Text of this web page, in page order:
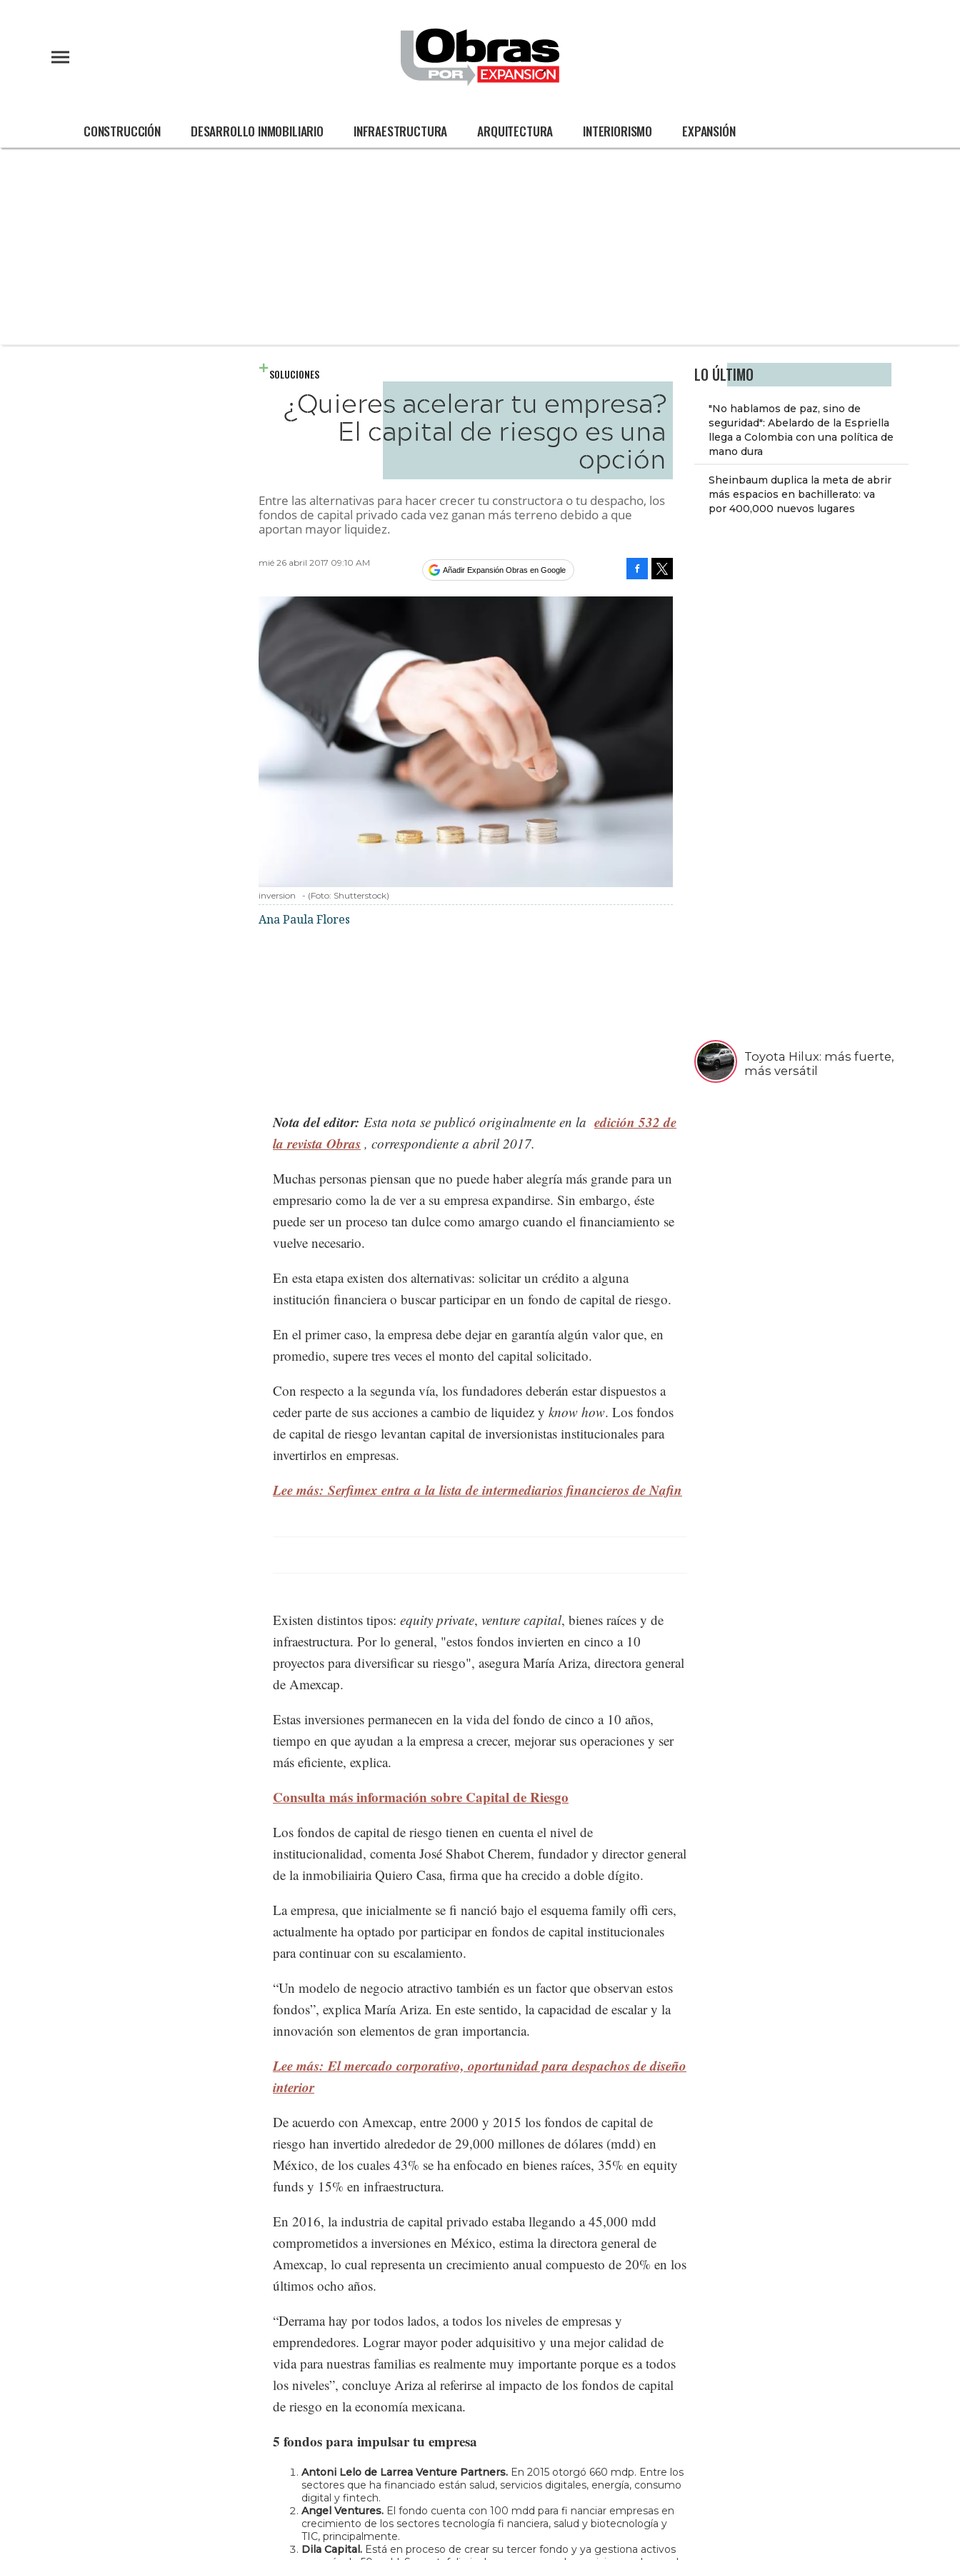
CONSTRUCCIÓN DESARROLLO INMOBILIARIO INFRAESTRUCTURA ARQUITECTURA INTERIORISMO EXPANSIÓN
LO ÚLTIMO
"No hablamos de paz, sino de
seguridad": Abelardo de la Espriella
llega a Colombia con una política de
mano dura
Sheinbaum duplica la meta de abrir
más espacios en bachillerato: va
por 400,000 nuevos lugares
Toyota Hilux: más fuerte,
más versátil
SOLUCIONES
¿Quieres acelerar tu empresa?
El capital de riesgo es una
opción
Entre las alternativas para hacer crecer tu constructora o tu despacho, los
fondos de capital privado cada vez ganan más terreno debido a que
aportan mayor liquidez.
mié 26 abril 2017 09:10 AM
Añadir Expansión Obras en Google
inversion - (Foto: Shutterstock)
Ana Paula Flores
Nota del editor: Esta nota se publicó originalmente en la edición 532 de
la revista Obras , correspondiente a abril 2017.
Muchas personas piensan que no puede haber alegría más grande para un
empresario como la de ver a su empresa expandirse. Sin embargo, éste
puede ser un proceso tan dulce como amargo cuando el financiamiento se
vuelve necesario.
En esta etapa existen dos alternativas: solicitar un crédito a alguna
institución financiera o buscar participar en un fondo de capital de riesgo.
En el primer caso, la empresa debe dejar en garantía algún valor que, en
promedio, supere tres veces el monto del capital solicitado.
Con respecto a la segunda vía, los fundadores deberán estar dispuestos a
ceder parte de sus acciones a cambio de liquidez y know how. Los fondos
de capital de riesgo levantan capital de inversionistas institucionales para
invertirlos en empresas.
Lee más: Serfimex entra a la lista de intermediarios financieros de Nafin
Existen distintos tipos: equity private, venture capital, bienes raíces y de
infraestructura. Por lo general, "estos fondos invierten en cinco a 10
proyectos para diversificar su riesgo", asegura María Ariza, directora general
de Amexcap.
Estas inversiones permanecen en la vida del fondo de cinco a 10 años,
tiempo en que ayudan a la empresa a crecer, mejorar sus operaciones y ser
más eficiente, explica.
Consulta más información sobre Capital de Riesgo
Los fondos de capital de riesgo tienen en cuenta el nivel de
institucionalidad, comenta José Shabot Cherem, fundador y director general
de la inmobiliairia Quiero Casa, firma que ha crecido a doble dígito.
La empresa, que inicialmente se fi nanció bajo el esquema family offi cers,
actualmente ha optado por participar en fondos de capital institucionales
para continuar con su escalamiento.
“Un modelo de negocio atractivo también es un factor que observan estos
fondos”, explica María Ariza. En este sentido, la capacidad de escalar y la
innovación son elementos de gran importancia.
Lee más: El mercado corporativo, oportunidad para despachos de diseño
interior
De acuerdo con Amexcap, entre 2000 y 2015 los fondos de capital de
riesgo han invertido alrededor de 29,000 millones de dólares (mdd) en
México, de los cuales 43% se ha enfocado en bienes raíces, 35% en equity
funds y 15% en infraestructura.
En 2016, la industria de capital privado estaba llegando a 45,000 mdd
comprometidos a inversiones en México, estima la directora general de
Amexcap, lo cual representa un crecimiento anual compuesto de 20% en los
últimos ocho años.
“Derrama hay por todos lados, a todos los niveles de empresas y
emprendedores. Lograr mayor poder adquisitivo y una mejor calidad de
vida para nuestras familias es realmente muy importante porque es a todos
los niveles”, concluye Ariza al referirse al impacto de los fondos de capital
de riesgo en la economía mexicana.
5 fondos para impulsar tu empresa
Antoni Lelo de Larrea Venture Partners. En 2015 otorgó 660 mdp. Entre los
sectores que ha financiado están salud, servicios digitales, energía, consumo
digital y fintech.
Angel Ventures. El fondo cuenta con 100 mdd para fi nanciar empresas en
crecimiento de los sectores tecnología fi nanciera, salud y biotecnología y
TIC, principalmente.
Dila Capital. Está en proceso de crear su tercer fondo y ya gestiona activos